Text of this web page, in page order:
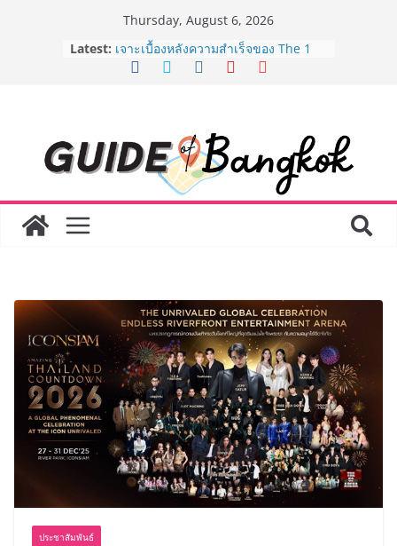
Thursday, August 6, 2026
Latest: เจาะเบื้องหลังความสำเร็จของ The 1
Day 2026 จากแคมเปญสู่ Shopping
จ่าย ผสาน Ecosystem ที่แข็งแกร่งของ
กลุ่มเซ็นทรัล สร้างยอดขายสูงสุดในรอบ
3 ปี
กรมการท่องเที่ยวเดินหน้าสร้าง Green
Coach รุ่นใหม่ ขับเคลื่อนการท่องเที่ยว
ระดับผลิตภัณฑ์ท้องถิ่นสู่ตลาดเชิง
พาณิชย์อย่างยั่งยืน
“ตลาดดอกไม้สี่มุมเมือง” ศูนย์รวมดอกไม้
สด ดอกไม้ประดิษฐ์ พวงมาลัย และสังฆ
ภัณฑ์ครบวงจร ขอเชิญเลือกซื้อมาลัย
และของขวัญต้อนรับวันแม่ เปิดให้
บริการทุกวันตลอด 24 ชั่วโมง
ครั้งแรกของไทย ส่งอุปกรณ์วิทยาศาสตร์
“CE-7 MATCH” ฝีมือคนไทย ร่วมภารกิจ
สำรวจดวงจันทร์ 24 สิงหาคมนี้
ประชาสัมพันธ์